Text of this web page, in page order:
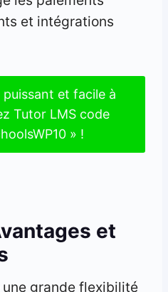
et intégrations
puissant et facile à
Tutor LMS code
» !
et
une grande flexibilité